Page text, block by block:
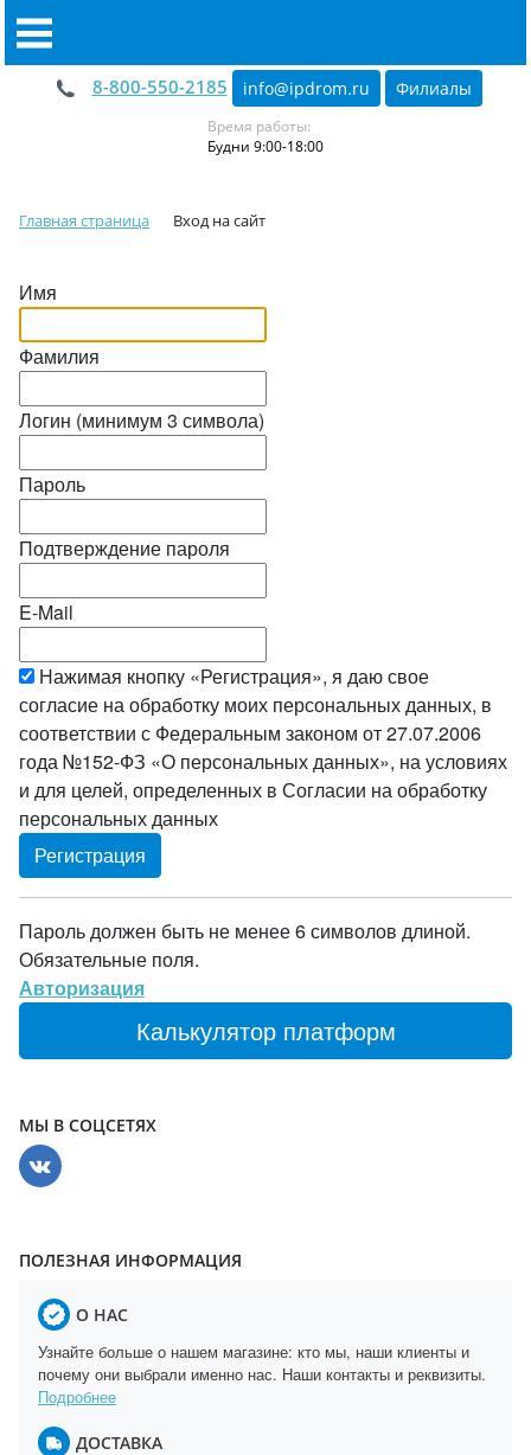
8-800-550-2185 info@ipdrom.ru Филиалы
Время работы:
Будни 9:00-18:00
Главная страница Вход на сайт
Имя
Фамилия
Логин (минимум 3 символа)
Пароль
Подтверждение пароля
E-Mail
Нажимая кнопку «Регистрация», я даю свое
согласие на обработку моих персональных данных, в
соответствии с Федеральным законом от 27.07.2006
года №152-ФЗ «О персональных данных», на условиях
и для целей, определенных в Согласии на обработку
персональных данных
Пароль должен быть не менее 6 символов длиной.
Обязательные поля.
Авторизация
Калькулятор платформ
МЫ В СОЦСЕТЯХ
ПОЛЕЗНАЯ ИНФОРМАЦИЯ
О НАС
Узнайте больше о нашем магазине: кто мы, наши клиенты и
почему они выбрали именно нас. Наши контакты и реквизиты.
Подробнее
ДОСТАВКА